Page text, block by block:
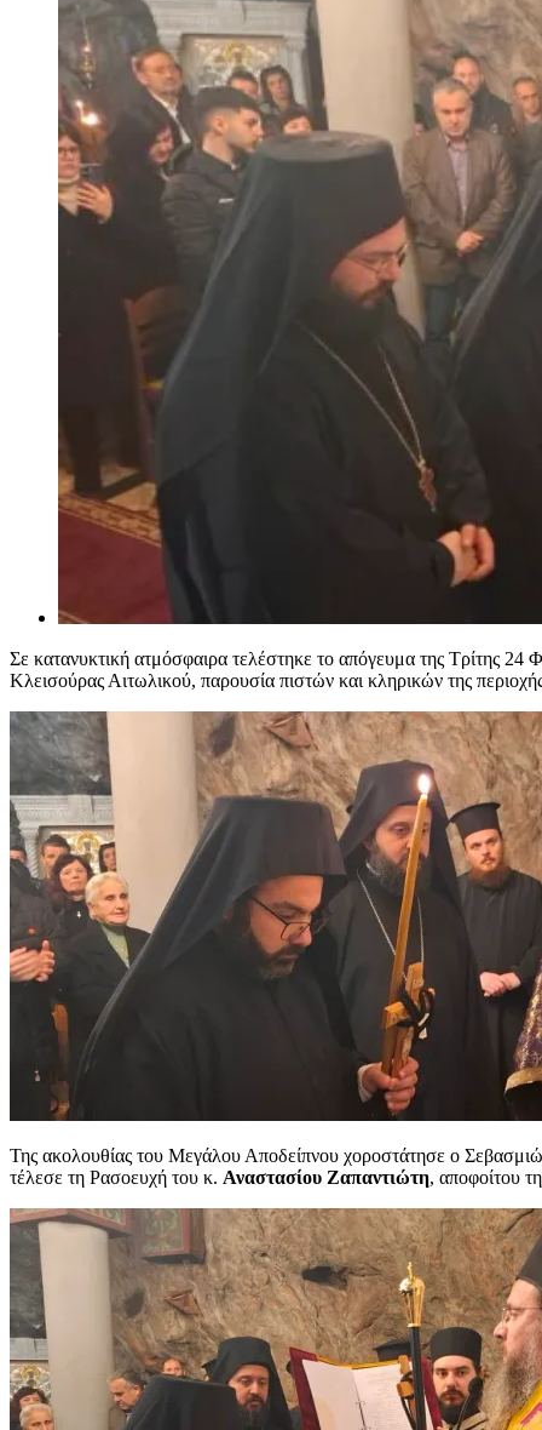
Σε κατανυκτική ατμόσφαιρα τελέστηκε το απόγευμα της Τρίτης
Κλεισούρας Αιτωλικού, παρουσία πιστών και κληρικών της
Της ακολουθίας του Μεγάλου Αποδείπνου χοροστάτησε ο
τέλεσε τη Ρασοευχή του κ. Αναστασίου Ζαπαντιώτη, αποφοίτου